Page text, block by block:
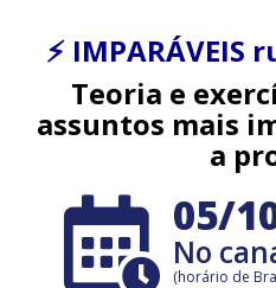
⚡ IMPARÁVEIS
Teoria e
assuntos mais
a
05/
No
(horário de